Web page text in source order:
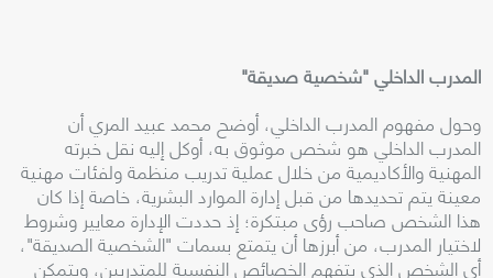
المدرب الداخلي "شخصية صديقة"
وحول مفهوم المدرب الداخلي، أوضح محمد عبيد المري أن
المدرب الداخلي هو شخص موثوق به، أوكل إليه نقل خبرته
المهنية والأكاديمية من خلال عملية تدريب منظمة ولفئات مهنية
معينة يتم تحديدها من قبل إدارة الموارد البشرية، خاصة إذا كان
هذا الشخص صاحب رؤى مبتكرة؛ إذ حددت الإدارة معايير وشروط
لاختيار المدرب، من أبرزها أن يتمتع بسمات "الشخصية الصديقة"،
أي الشخص الذي يتفهم الخصائص النفسية للمتدربين، ويتمكن